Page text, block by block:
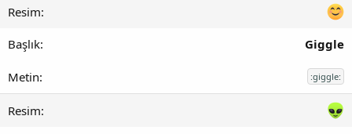
Giggle
:giggle: